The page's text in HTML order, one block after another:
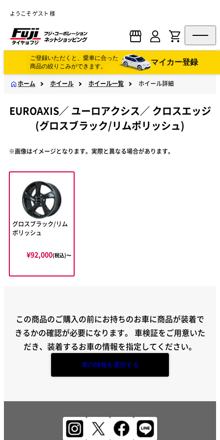
ようこそ ゲスト 様
ご登録いただくと、愛車に合った
商品の絞りこみができます。
マイカー登録
ホーム ホイール ホイール一覧 ホイール詳細
EUROAXIS／ ユーロアクシス／ クロスエッジ
(グロスブラック/リムポリッシュ)
※画像はイメージとなります。実際と異なる場合があります。
グロスブラック/リム
ポリッシュ
¥92,000(税込)〜
この商品のご購入の前にお持ちのお車に商品が装着で
きるかの確認が必要になります。 車検証をご用意いた
だき、装着するお車の情報を指定してください。
車の情報を選択する